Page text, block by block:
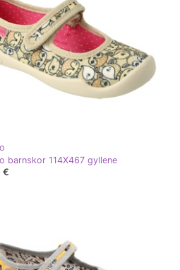
barnskor 114X467 gyllene
€